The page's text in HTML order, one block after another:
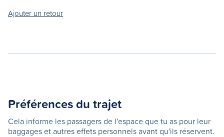
Ajouter un retour
Préférences du trajet
Cela informe les passagers de l'espace que tu as pour leur
baggages et autres effets personnels avant qu'ils réservent.